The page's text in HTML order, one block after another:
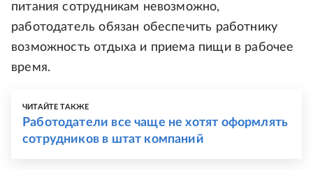
питания сотрудникам невозможно,
работодатель обязан обеспечить работнику
возможность отдыха и приема пищи в рабочее
время.
ЧИТАЙТЕ ТАКЖЕ
Работодатели все чаще не хотят оформлять
сотрудников в штат компаний